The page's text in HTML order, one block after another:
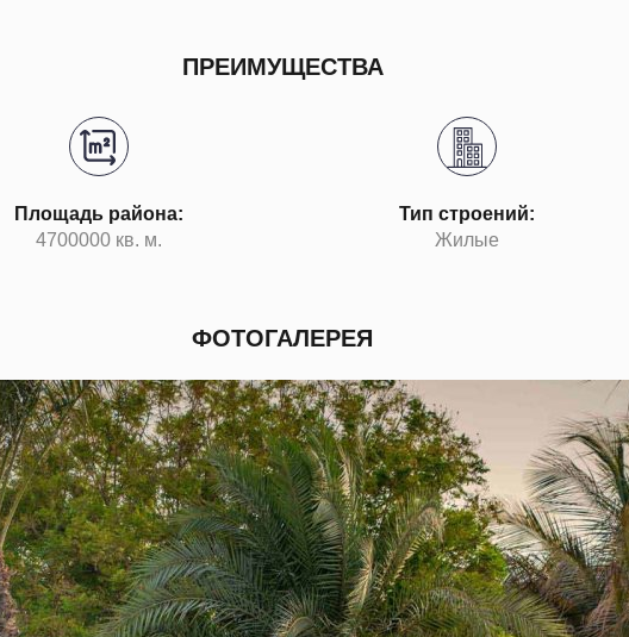
ПРЕИМУЩЕСТВА
Площадь района:
4700000 кв. м.
Тип строений:
Жилые
ФОТОГАЛЕРЕЯ